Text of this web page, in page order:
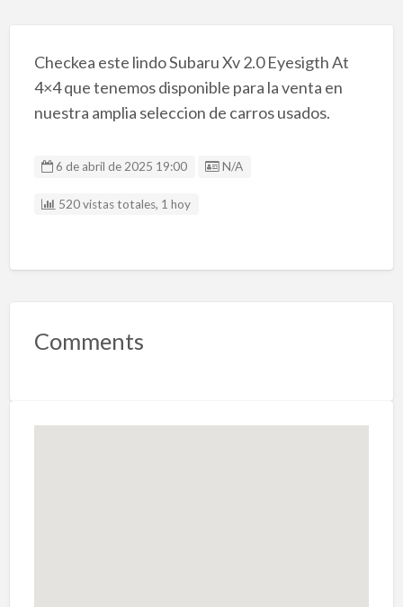
Checkea este lindo Subaru Xv 2.0 Eyesigth At
4×4 que tenemos disponible para la venta en
nuestra amplia seleccion de carros usados.
6 de abril de 2025 19:00 Listing ID
N/A
520 vistas totales, 1 hoy
Comments